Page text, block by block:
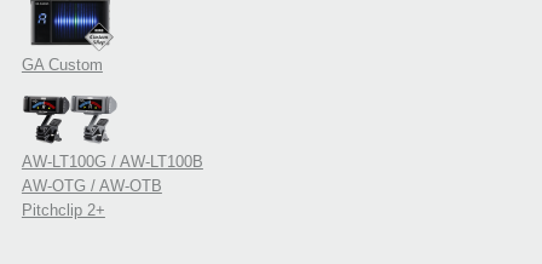
GA Custom
AW-LT100G / AW-LT100B
AW-OTG / AW-OTB
Pitchclip 2+